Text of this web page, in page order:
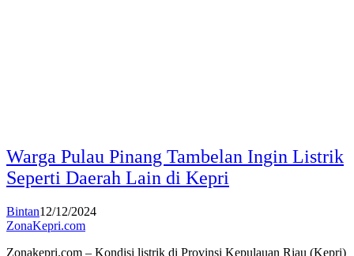
Warga Pulau Pinang Tambelan Ingin Listrik
Seperti Daerah Lain di Kepri
Bintan12/12/2024
ZonaKepri.com
Zonakepri.com – Kondisi listrik di Provinsi Kepulauan Riau (Kepri)